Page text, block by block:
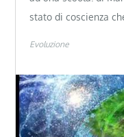
stato di coscienza
Evoluzione